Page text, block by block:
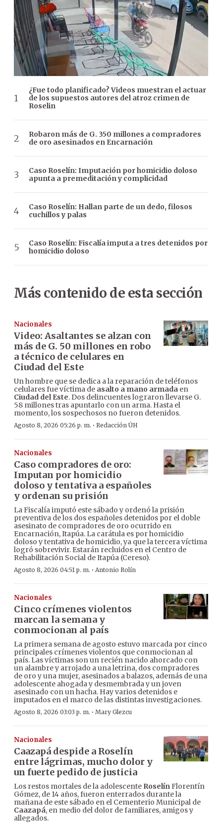
¿Fue todo planificado? Videos muestran el actuar
de los supuestos autores del atroz crimen de
Roselin
Robaron más de G. 350 millones a compradores
de oro asesinados en Encarnación
Caso Roselín: Imputación por homicidio doloso
apunta a premeditación y complicidad
Caso Roselín: Hallan parte de un dedo, filosos
cuchillos y palas
Caso Roselín: Fiscalía imputa a tres detenidos por
homicidio doloso
Más contenido de esta sección
Nacionales
Video: Asaltantes se alzan con
más de G. 50 millones en robo
a técnico de celulares en
Ciudad del Este
Un hombre que se dedica a la reparación de teléfonos
celulares fue víctima de asalto a mano armada en
Ciudad del Este. Dos delincuentes lograron llevarse G.
58 millones tras apuntarlo con un arma. Hasta el
momento, los sospechosos no fueron detenidos.
Agosto 8, 2026 05:26 p. m. · Redacción ÚH
Nacionales
Caso compradores de oro:
Imputan por homicidio
doloso y tentativa a españoles
y ordenan su prisión
La Fiscalía imputó este sábado y ordenó la prisión
preventiva de los dos españoles detenidos por el doble
asesinato de compradores de oro ocurrido en
Encarnación, Itapúa. La carátula es por homicidio
doloso y tentativa de homicidio, ya que la tercera víctima
logró sobrevivir. Estarán recluidos en el Centro de
Rehabilitación Social de Itapúa (Cereso).
Agosto 8, 2026 04:51 p. m. · Antonio Rolín
Nacionales
Cinco crímenes violentos
marcan la semana y
conmocionan al país
La primera semana de agosto estuvo marcada por cinco
principales crímenes violentos que conmocionan al
país. Las víctimas son un recién nacido ahorcado con
un alambre y arrojado a una letrina, dos compradores
de oro y una mujer, asesinados a balazos, además de una
adolescente ahogada y desmembrada y un joven
asesinado con un hacha. Hay varios detenidos e
imputados en el marco de las distintas investigaciones.
Agosto 8, 2026 03:03 p. m. · Mary Glezcu
Nacionales
Caazapá despide a Roselín
entre lágrimas, mucho dolor y
un fuerte pedido de justicia
Los restos mortales de la adolescente RoselínFlorentín
Gómez, de 14 años, fueron enterrados durante la
mañana de este sábado en el Cementerio Municipal de
Caazapá, en medio del dolor de familiares, amigos y
allegados.